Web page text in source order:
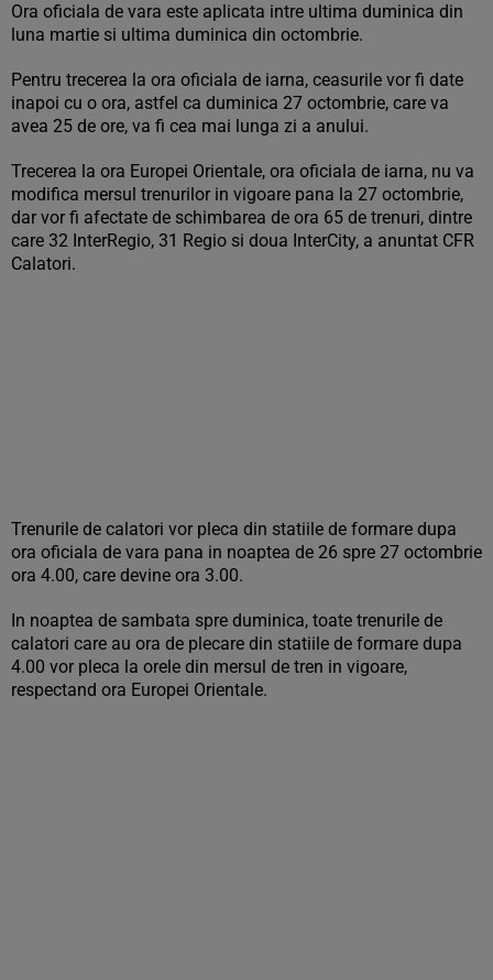
Ora oficiala de vara este aplicata intre ultima duminica din
luna martie si ultima duminica din octombrie.
Pentru trecerea la ora oficiala de iarna, ceasurile vor fi date
inapoi cu o ora, astfel ca duminica 27 octombrie, care va
avea 25 de ore, va fi cea mai lunga zi a anului.
Trecerea la ora Europei Orientale, ora oficiala de iarna, nu va
modifica mersul trenurilor in vigoare pana la 27 octombrie,
dar vor fi afectate de schimbarea de ora 65 de trenuri, dintre
care 32 InterRegio, 31 Regio si doua InterCity, a anuntat CFR
Calatori.
Trenurile de calatori vor pleca din statiile de formare dupa
ora oficiala de vara pana in noaptea de 26 spre 27 octombrie
ora 4.00, care devine ora 3.00.
In noaptea de sambata spre duminica, toate trenurile de
calatori care au ora de plecare din statiile de formare dupa
4.00 vor pleca la orele din mersul de tren in vigoare,
respectand ora Europei Orientale.